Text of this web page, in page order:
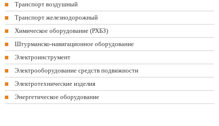
Транспорт воздушный
Транспорт железнодорожный
Химическое оборудование (РХБЗ)
Штурманско-навигационное оборудование
Электроинструмент
Электрооборудование средств подвижности
Электротехнические изделия
Энергетическое оборудование